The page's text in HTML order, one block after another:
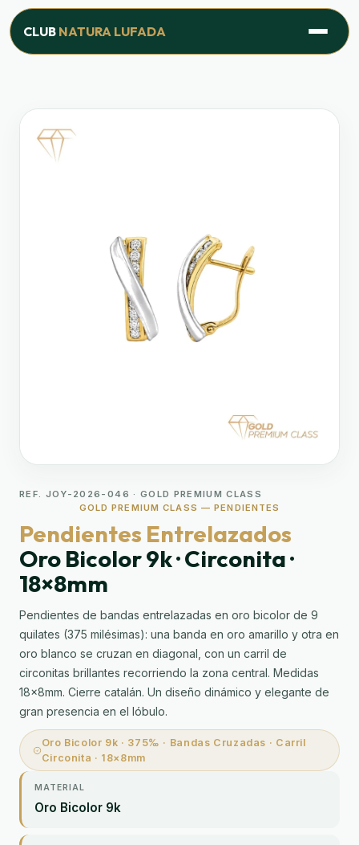
CLUB NATURA LUFADA
REF. JOY-2026-046 · GOLD PREMIUM CLASS
GOLD PREMIUM CLASS — PENDIENTES
Pendientes Entrelazados
Oro Bicolor 9k · Circonita ·
18×8mm
Pendientes de bandas entrelazadas en oro bicolor de 9
quilates (375 milésimas): una banda en oro amarillo y otra en
oro blanco se cruzan en diagonal, con un carril de
circonitas brillantes recorriendo la zona central. Medidas
18×8mm. Cierre catalán. Un diseño dinámico y elegante de
gran presencia en el lóbulo.
Oro Bicolor 9k · 375‰ · Bandas Cruzadas · Carril
Circonita · 18×8mm
MATERIAL
Oro Bicolor 9k